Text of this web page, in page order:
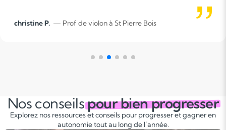
christine P. — Prof de violon à St Pierre Bois
Nos conseilspour bien progresser
Explorez nos ressources et conseils pour progresser et gagner en
autonomie tout au long de l’année.